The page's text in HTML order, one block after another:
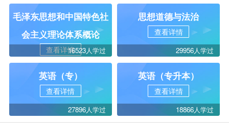
毛泽东思想和中国特色社
会主义理论体系概论
查看详情16523人学过
思想道德与法治
查看详情
29956人学过
英语（专）
查看详情
27896人学过
英语（专升本）
查看详情
18866人学过